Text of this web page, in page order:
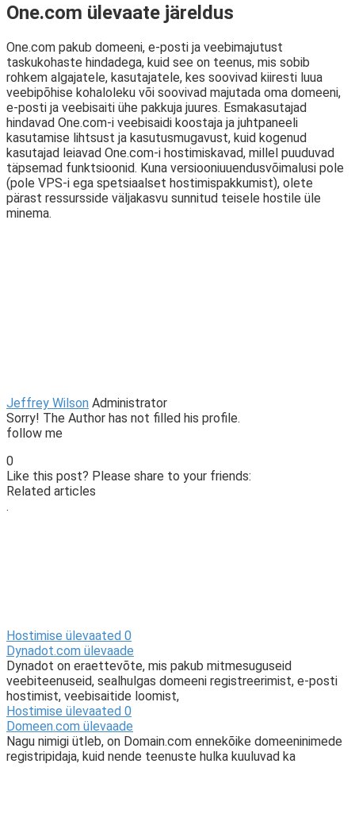
One.com ülevaate järeldus
One.com pakub domeeni, e-posti ja veebimajutust
taskukohaste hindadega, kuid see on teenus, mis sobib
rohkem algajatele, kasutajatele, kes soovivad kiiresti luua
veebipõhise kohaloleku või soovivad majutada oma domeeni,
e-posti ja veebisaiti ühe pakkuja juures. Esmakasutajad
hindavad One.com-i veebisaidi koostaja ja juhtpaneeli
kasutamise lihtsust ja kasutusmugavust, kuid kogenud
kasutajad leiavad One.com-i hostimiskavad, millel puuduvad
täpsemad funktsioonid. Kuna versiooniuuendusvõimalusi pole
(pole VPS-i ega spetsiaalset hostimispakkumist), olete
pärast ressursside väljakasvu sunnitud teisele hostile üle
minema.
Jeffrey Wilson Administrator
Sorry! The Author has not filled his profile.
follow me
0
Like this post? Please share to your friends:
Related articles
.
Hostimise ülevaated 0
Dynadot.com ülevaade
Dynadot on eraettevõte, mis pakub mitmesuguseid
veebiteenuseid, sealhulgas domeeni registreerimist, e-posti
hostimist, veebisaitide loomist,
Hostimise ülevaated 0
Domeen.com ülevaade
Nagu nimigi ütleb, on Domain.com ennekõike domeeninimede
registripidaja, kuid nende teenuste hulka kuuluvad ka